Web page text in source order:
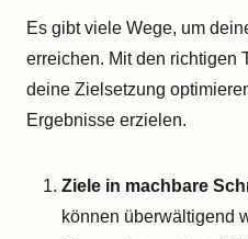
Es gibt viele Wege, um
erreichen. Mit den richtigen
deine Zielsetzung
Ergebnisse erzielen.
Ziele in machbare
können überwältigend